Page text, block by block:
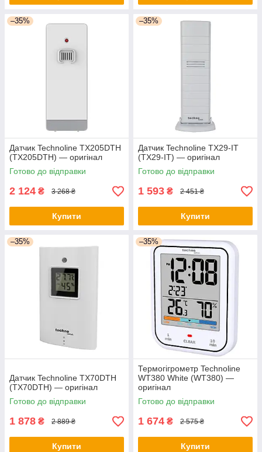
–35%
Датчик Technoline TX205DTH
(TX205DTH) — оригінал
Готово до відправки
2 124 ₴ 3 268 ₴
Купити
–35%
Датчик Technoline TX29-IT
(TX29-IT) — оригінал
Готово до відправки
1 593 ₴ 2 451 ₴
Купити
–35%
Датчик Technoline TX70DTH
(TX70DTH) — оригінал
Готово до відправки
1 878 ₴ 2 889 ₴
Купити
–35%
Термогігрометр Technoline
WT380 White (WT380) —
оригінал
Готово до відправки
1 674 ₴ 2 575 ₴
Купити